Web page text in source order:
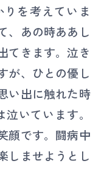
を考えていま
、あの時ああし
てきます。泣き
が、ひとの優し
い出に触れた時
いています。
顔です。闘病中
しませようとし